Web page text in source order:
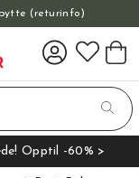
(returinfo)
Opptil -60% >